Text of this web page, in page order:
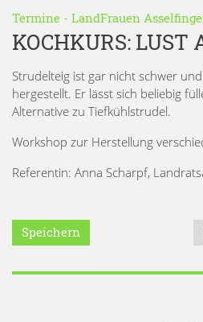
Termine - LandFrauen
KOCHKURS: LUST
Strudelteig ist gar nicht schwer
hergestellt. Er lässt sich beliebig
Alternative zu Tiefkühlstrudel.
Workshop zur Herstellung
Referentin: Anna Scharpf,
Speichern